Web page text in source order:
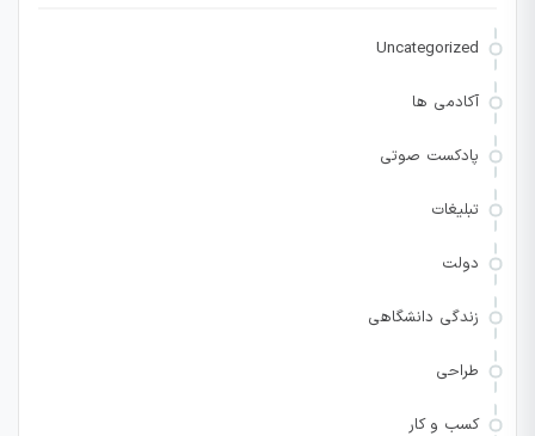
Uncategorized
آکادمی ها
پادکست صوتی
تبلیغات
دولت
زندگی دانشگاهی
طراحی
کسب و کار